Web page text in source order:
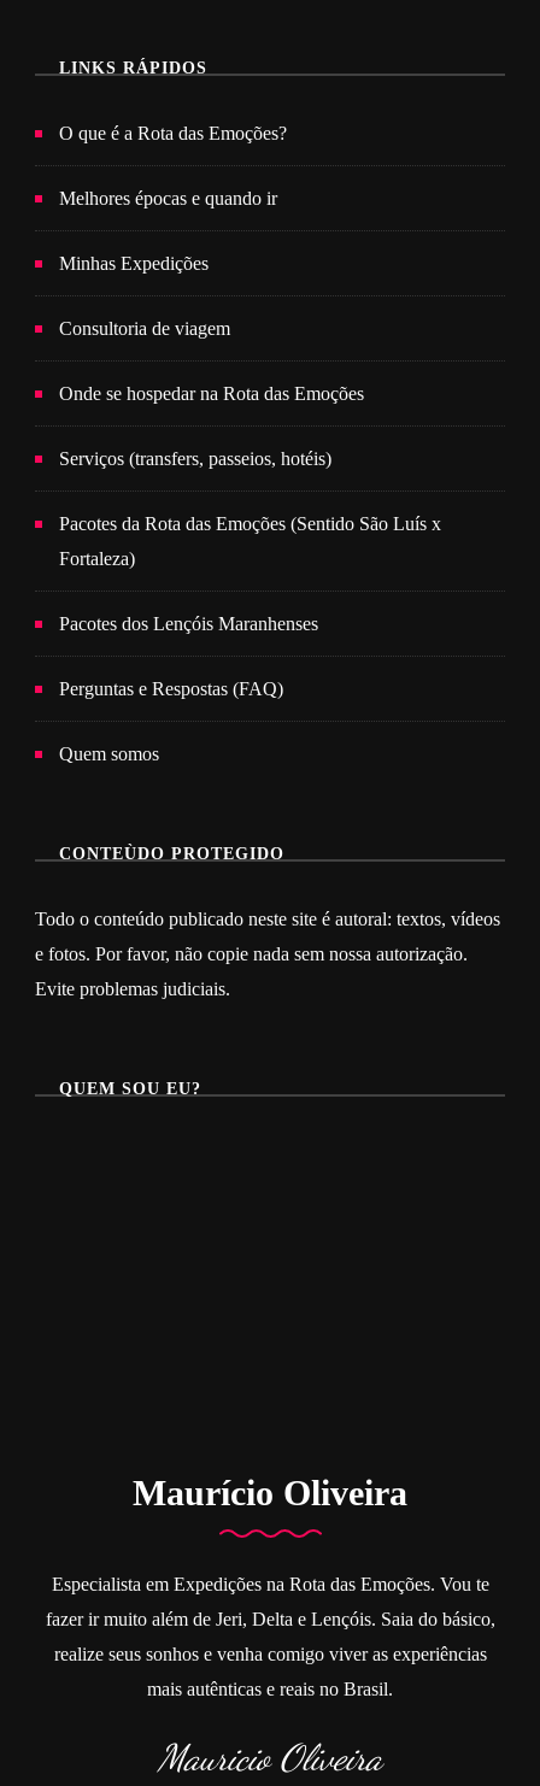
LINKS RÁPIDOS
O que é a Rota das Emoções?
Melhores épocas e quando ir
Minhas Expedições
Consultoria de viagem
Onde se hospedar na Rota das Emoções
Serviços (transfers, passeios, hotéis)
Pacotes da Rota das Emoções (Sentido São Luís x
Fortaleza)
Pacotes dos Lençóis Maranhenses
Perguntas e Respostas (FAQ)
Quem somos
CONTEÙDO PROTEGIDO
Todo o conteúdo publicado neste site é autoral: textos, vídeos
e fotos. Por favor, não copie nada sem nossa autorização.
Evite problemas judiciais.
QUEM SOU EU?
Maurício Oliveira
Especialista em Expedições na Rota das Emoções. Vou te
fazer ir muito além de Jeri, Delta e Lençóis. Saia do básico,
realize seus sonhos e venha comigo viver as experiências
mais autênticas e reais no Brasil.
Mauricio Oliveira